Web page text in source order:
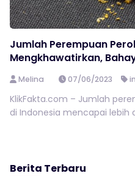
Jumlah Perempuan
Mengkhawatirkan,
Melina 07/06/2023
KlikFakta.com – Jumlah
di Indonesia mencapai lebih
Berita Terbaru